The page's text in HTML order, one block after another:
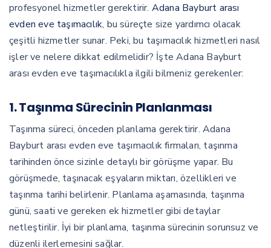
profesyonel hizmetler gerektirir. Adana Bayburt arası
evden eve taşımacılık, bu süreçte size yardımcı olacak
çeşitli hizmetler sunar. Peki, bu taşımacılık hizmetleri nasıl
işler ve nelere dikkat edilmelidir? İşte Adana Bayburt
arası evden eve taşımacılıkla ilgili bilmeniz gerekenler:
1.Taşınma Sürecinin Planlanması
Taşınma süreci, önceden planlama gerektirir. Adana
Bayburt arası evden eve taşımacılık firmaları, taşınma
tarihinden önce sizinle detaylı bir görüşme yapar. Bu
görüşmede, taşınacak eşyaların miktarı, özellikleri ve
taşınma tarihi belirlenir. Planlama aşamasında, taşınma
günü, saati ve gereken ek hizmetler gibi detaylar
netleştirilir. İyi bir planlama, taşınma sürecinin sorunsuz ve
düzenli ilerlemesini sağlar.